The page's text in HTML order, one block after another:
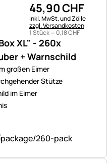
XL" - 260x
+ Warnschild
großen Eimer
Stütze
im Eimer
45,90CHF
Steuerhinweis:
inkl. MwSt. und Zölle
zzgl. Versandkosten
1 Stück = 0,18CHF